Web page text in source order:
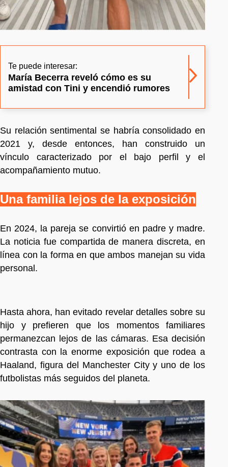
Te puede interesar:
María Becerra reveló cómo es su
amistad con Tini y encendió rumores
Su relación sentimental se habría consolidado en
2021 y, desde entonces, han construido un
vínculo caracterizado por el bajo perfil y el
acompañamiento mutuo.
Una familia lejos de la exposición
En 2024, la pareja se convirtió en padre y madre.
La noticia fue compartida de manera discreta, en
línea con la forma en que ambos manejan su vida
personal.
Hasta ahora, han evitado revelar detalles sobre su
hijo y prefieren que los momentos familiares
permanezcan lejos de las cámaras. Esa decisión
contrasta con la enorme exposición que rodea a
Haaland, figura del Manchester City y uno de los
futbolistas más seguidos del planeta.